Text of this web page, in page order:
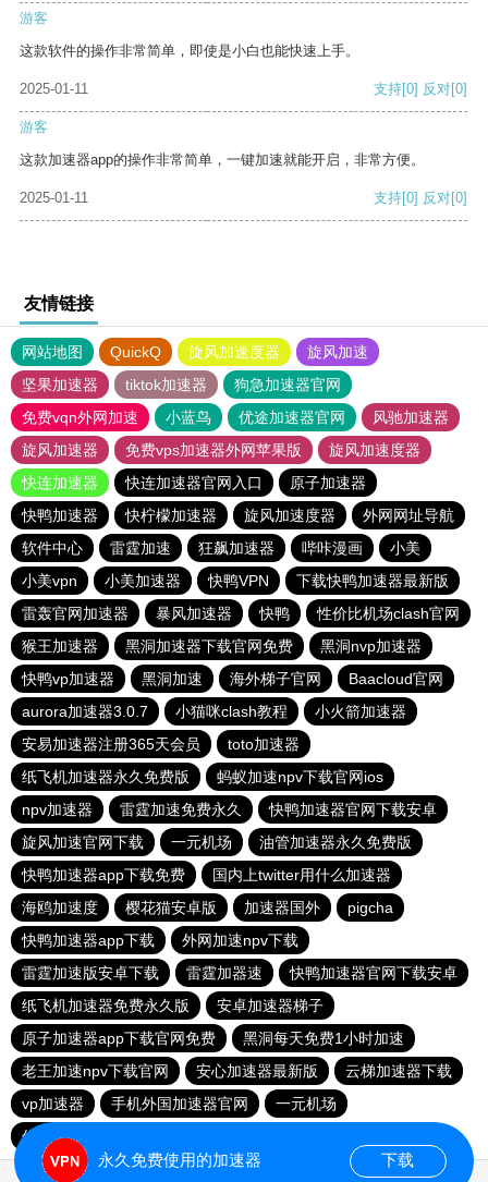
游客
这款软件的操作非常简单，即使是小白也能快速上手。
2025-01-11 支持[0] 反对[0]
游客
这款加速器app的操作非常简单，一键加速就能开启，非常方便。
2025-01-11 支持[0] 反对[0]
友情链接
网站地图 QuickQ 旋风加速度器
旋风加速
坚果加速器
tiktok加速器
狗急加速器官网
免费vqn外网加速
小蓝鸟 优途加速器官网
风驰加速器
旋风加速器
免费vps加速器外网苹果版
旋风加速度器
快连加速器
快连加速器官网入口
原子加速器
快鸭加速器
快柠檬加速器 旋风加速度器
外网网址导航
软件中心
雷霆加速 狂飙加速器 哔咔漫画
小美
小美vpn
小美加速器 快鸭VPN
下载快鸭加速器最新版
雷轰官网加速器
暴风加速器 快鸭
性价比机场clash官网
猴王加速器
黑洞加速器下载官网免费
黑洞nvp加速器
快鸭vp加速器
黑洞加速 海外梯子官网
Baacloud官网
aurora加速器3.0.7
小猫咪clash教程
小火箭加速器
安易加速器注册365天会员
toto加速器
纸飞机加速器永久免费版
蚂蚁加速npv下载官网ios
npv加速器
雷霆加速免费永久
快鸭加速器官网下载安卓
旋风加速官网下载
一元机场
油管加速器永久免费版
快鸭加速器app下载免费
国内上twitter用什么加速器
海鸥加速度
樱花猫安卓版 加速器国外
pigcha
快鸭加速器app下载
外网加速npv下载
雷霆加速版安卓下载
雷霆加器速
快鸭加速器官网下载安卓
纸飞机加速器免费永久版
安卓加速器梯子
原子加速器app下载官网免费
黑洞每天免费1小时加速
老王加速npv下载官网
安心加速器最新版
云梯加速器下载
vp加速器
手机外国加速器官网
一元机场
优途加速器官网
永久免费使用的加速器 下载